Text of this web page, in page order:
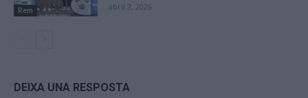
Rem abril 2, 2026
DEIXA UNA RESPOSTA